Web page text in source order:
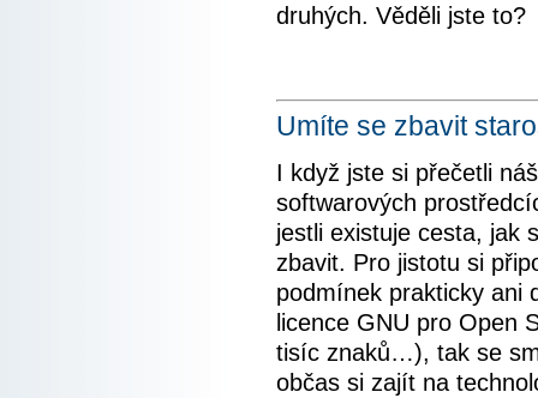
druhých. Věděli jste to?
Umíte se zbavit
I když jste si přečetli
softwarových
jestli existuje cesta, jak
zbavit. Pro jistotu si
podmínek prakticky ani
licence GNU pro Open
tisíc znaků…), tak se
občas si zajít na